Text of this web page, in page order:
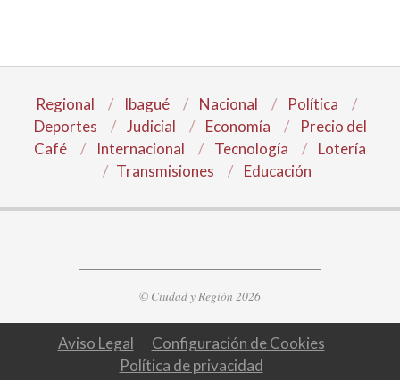
Regional Ibagué Nacional
Política
Deportes
Judicial Economía
Precio del
Café
Internacional Tecnología
Lotería
Transmisiones
Educación
© Ciudad y Región 2026
Aviso Legal
Configuración de Cookies
Política de privacidad